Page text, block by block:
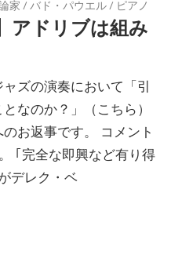
家/バド・パウエル/ ピアノ
アドリブは組み
ズの演奏において「引
なのか？」（こちら）
お返事です。 コメント
｢完全な即興など有り得
デレク・ベ